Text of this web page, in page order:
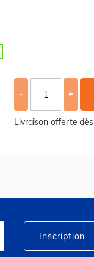
- +
Livraison offerte dès
Inscription